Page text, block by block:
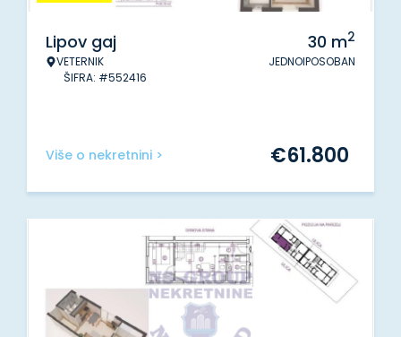
Lipov gaj
VETERNIK
ŠIFRA: #552416
30 m2
JEDNOIPOSOBAN
Više o nekretnini > €61.800